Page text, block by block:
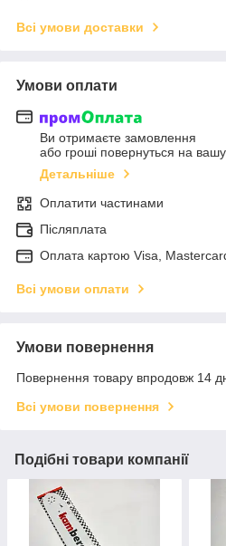
Всі умови доставки
Умови оплати
Ви отримаєте замовлення
або гроші повернуться на вашу
Детальніше
Оплатити частинами
Післяплата
Оплата картою Visa,
Всі умови оплати
Умови повернення
Повернення товару впродовж 14
Всі умови повернення
Подібні товари компанії